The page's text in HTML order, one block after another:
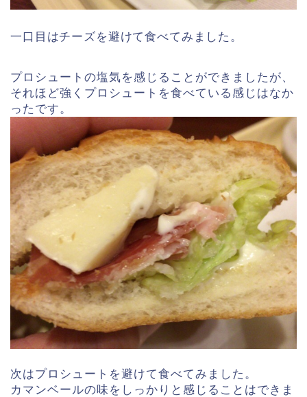
一口目はチーズを避けて食べてみました。
プロシュートの塩気を感じることができましたが、
それほど強くプロシュートを食べている感じはなか
ったです。
次はプロシュートを避けて食べてみました。
カマンベールの味をしっかりと感じることはできま